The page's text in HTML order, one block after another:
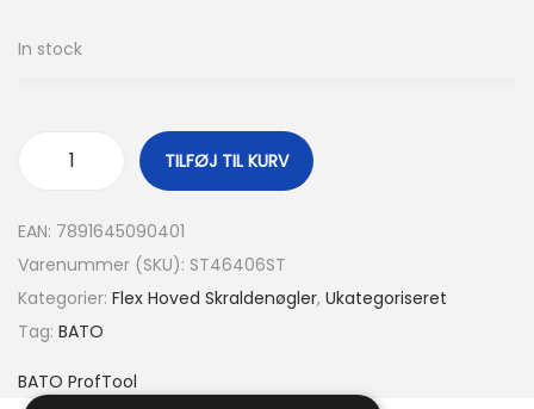
In stock
TILFØJ TIL KURV
EAN: 7891645090401
Varenummer (SKU): ST46406ST
Kategorier: Flex Hoved Skraldenøgler, Ukategoriseret
Tag: BATO
BATO ProfTool